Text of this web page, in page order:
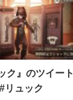
ク』のツイート
リュック